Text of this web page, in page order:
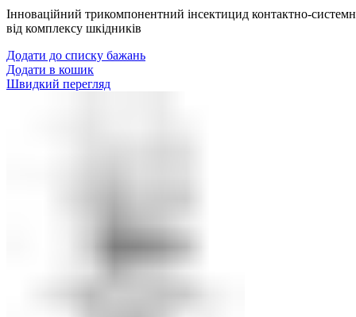
Інноваційний трикомпонентний інсектицид контактно-
від комплексу шкідників
Додати до списку бажань
Додати в кошик
Швидкий перегляд